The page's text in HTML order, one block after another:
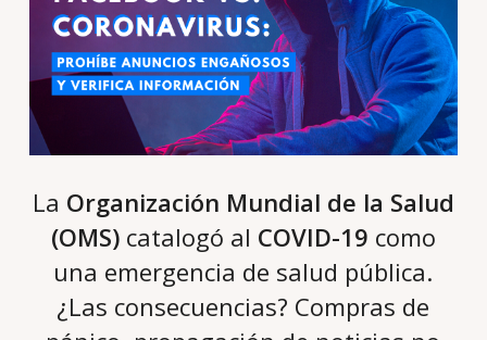
La Organización Mundial de la Salud
(OMS)catalogó al COVID-19 como
una emergencia de salud pública.
¿Las consecuencias? Compras de